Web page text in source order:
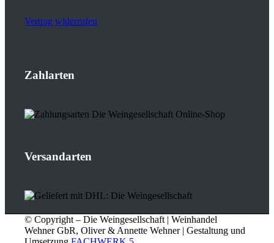
Vertrag widerrufen
Zahlarten
Versandarten
© Copyright – Die Weingesellschaft | Weinhandel
Wehner GbR, Oliver & Annette Wehner | Gestaltung und